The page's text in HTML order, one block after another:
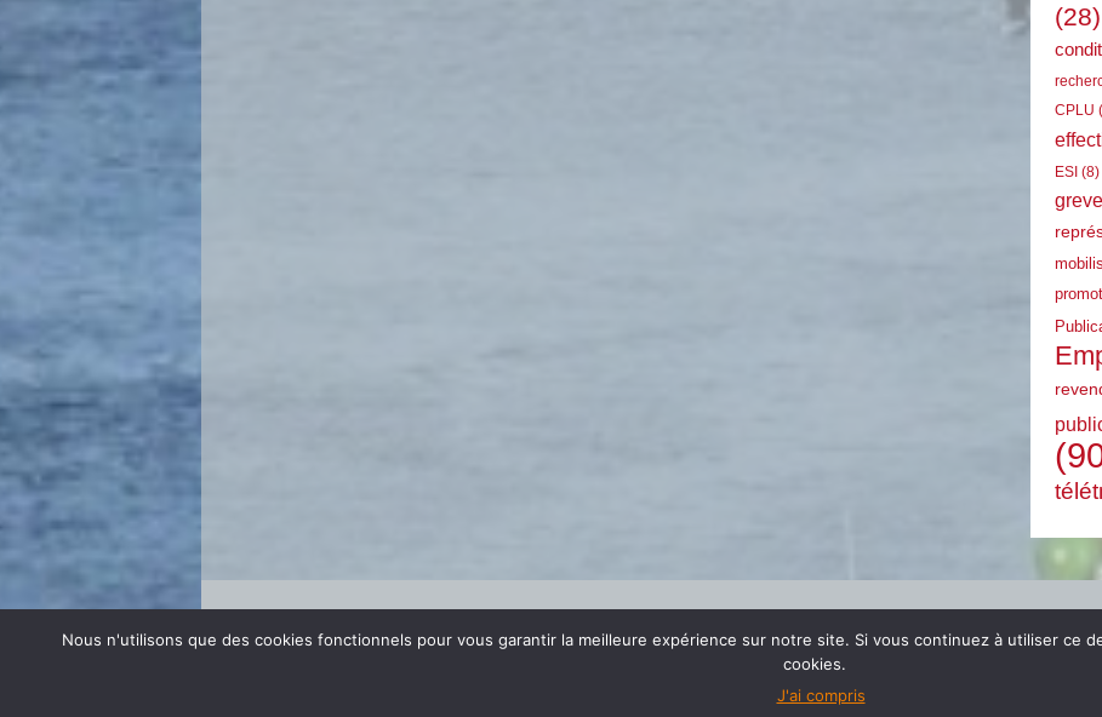
(28)
CPLU
ESI (8)
greve
Se connecter
© 2024 FSU EMPLOI PACA |mentions légales
Nous n'utilisons que des cookies fonctionnels pour vous garantir la meilleure expérience sur notre site. Si vous continuez à utiliser ce
cookies.
J'ai compris